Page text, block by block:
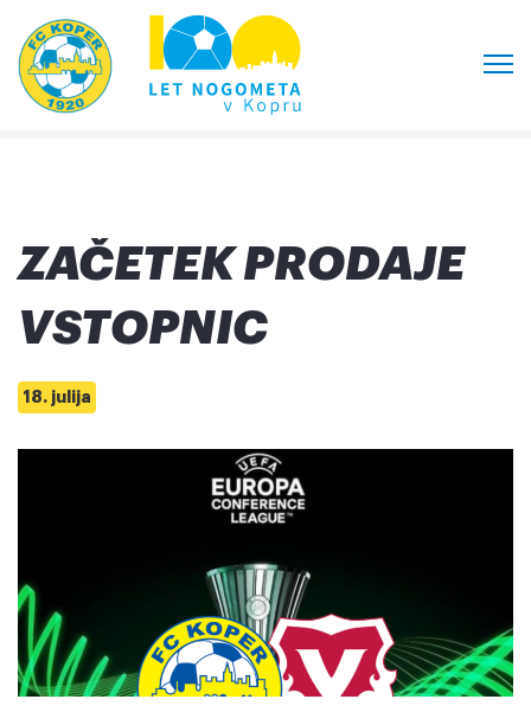
ZAČETEK PRODAJE
VSTOPNIC
18. julija